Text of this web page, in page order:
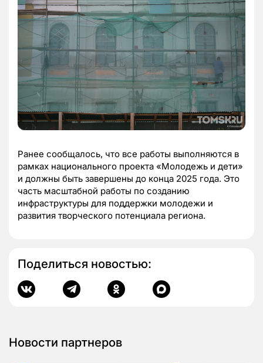
Ранее сообщалось, что все работы выполняются в
рамках национального проекта «Молодежь и дети»
и должны быть завершены до конца 2025 года. Это
часть масштабной работы по созданию
инфраструктуры для поддержки молодежи и
развития творческого потенциала региона.
Поделиться новостью:
Новости партнеров